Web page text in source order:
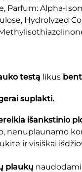
Alpha-
Hydrolyzed
testą likusbent
suplakti.
išankstinio
nenuplaunamo
ir visiškai
plaukų